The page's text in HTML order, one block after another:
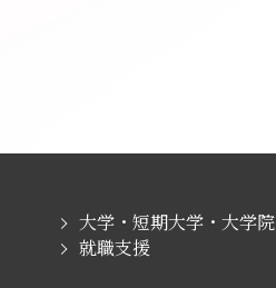
大学・短期大学・大学院
就職支援